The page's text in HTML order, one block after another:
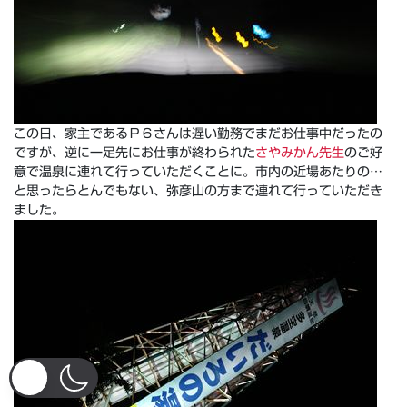
この日、家主であるＰ６さんは遅い勤務でまだお仕事中だったの
ですが、逆に一足先にお仕事が終わられたさやみかん先生のご好
意で温泉に連れて行っていただくことに。市内の近場あたりの…
と思ったらとんでもない、弥彦山の方まで連れて行っていただき
ました。